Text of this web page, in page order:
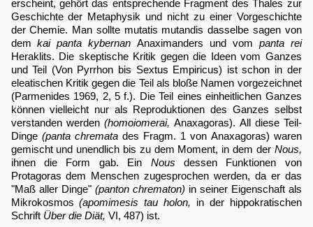
erscheint, gehört das entsprechende Fragment des Thales zur
Geschichte der Metaphysik und nicht zu einer Vorgeschichte
der Chemie. Man sollte mutatis mutandis dasselbe sagen von
dem kai panta kybernanAnaximanders und vom panta rei
Heraklits. Die skeptische Kritik gegen die Ideen vom Ganzes
und Teil (Von Pyrrhon bis Sextus Empiricus) ist schon in der
eleatischen Kritik gegen die Teil als bloße Namen vorgezeichnet
(Parmenides 1969, 2, 5 f.). Die Teil eines einheitlichen Ganzes
können vielleicht nur als Reproduktionen des Ganzes selbst
verstanden werden (homoiomerai, Anaxagoras). All diese Teil-
Dinge (panta chrematades Fragm. 1 von Anaxagoras) waren
gemischt und unendlich bis zu dem Moment, in dem der Nous,
ihnen die Form gab. Ein Nous dessen Funktionen von
Protagoras dem Menschen zugesprochen werden, da er das
"Maß aller Dinge" (panton chrematon) in seiner Eigenschaft als
Mikrokosmos (apomimesis tau holon, in der hippokratischen
Schrift Über die Diät, VI, 487) ist.